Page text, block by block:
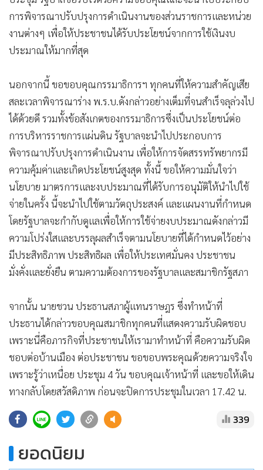
การพิจารณาปรับปรุงการดำเนินงานของส่วนราชการและหน่วย
งานต่างๆ เพื่อให้ประชาชนได้รับประโยชน์จากการใช้เงินงบ
ประมาณให้มากที่สุด
นอกจากนี้ ขอขอบคุณกรรมาธิการฯ ทุกคนที่ให้ความสำคัญเสีย
สละเวลาพิจารณาร่าง พ.ร.บ.ดังกล่าวอย่างเต็มที่จนสำเร็จลุล่วงไป
ได้ด้วยดี รวมทั้งข้อสังเกตของกรรมาธิการซึ่งเป็นประโยชน์ต่อ
การบริหารราชการแผ่นดิน รัฐบาลจะนำไปประกอบการ
พิจารณาปรับปรุงการดำเนินงาน เพื่อให้การจัดสรรทรัพยากรมี
ความคุ้มค่าและเกิดประโยชน์สูงสุด ทั้งนี้ ขอให้ความมั่นใจว่า
นโยบาย มาตรการและงบประมาณที่ได้รับการอนุมัติให้นำไปใช้
จ่ายในครั้ง นี้จะนำไปใช้ตามวัตถุประสงค์ และแผนงานที่กำหนด
โดยรัฐบาลจะกำกับดูแลเพื่อให้การใช้จ่ายงบประมาณดังกล่าวมี
ความโปร่งใสและบรรลุผลสำเร็จตามนโยบายที่ได้กำหนดไว้อย่าง
มีประสิทธิภาพ ประสิทธิผล เพื่อให้ประเทศมั่นคง ประชาชน
มั่งคั่งและยั่งยืน ตามความต้องการของรัฐบาลและสมาชิกรัฐสภา
จากนั้น นายชวน ประธานสภาผู้แทนราษฎร ซึ่งทำหน้าที่
ประธานได้กล่าวขอบคุณสมาชิกทุกคนที่แสดงความรับผิดชอบ
เพราะนี่คือภารกิจที่ประชาชนให้เรามาทำหน้าที่ คือความรับผิด
ชอบต่อบ้านเมือง ต่อประชาชน ขอขอบพระคุณด้วยความจริงใจ
เพราะรู้ว่าเหนื่อย ประชุม 4 วัน ขอบคุณเจ้าหน้าที่ และขอให้เดิน
ทางกลับโดยสวัสดิภาพ ก่อนจะปิดการประชุมในเวลา 17.42 น.
339
ยอดนิยม